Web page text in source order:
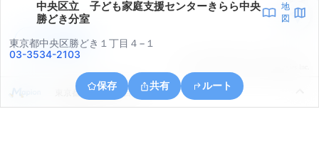
中央区立 子ども家庭支援センターきらら中央
勝どき分室
地
図
東京都中央区勝どき１丁目４−１
03-3534-2103
保存 共有 ルート
東京都港区芝１丁目９
アプリで見る